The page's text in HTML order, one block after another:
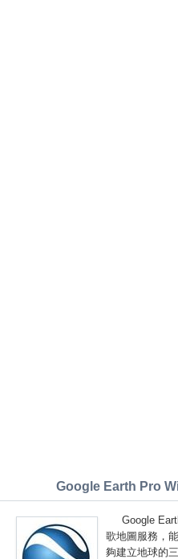
Google Earth Pro
Google
歌地圖服務，
夠建立地球的